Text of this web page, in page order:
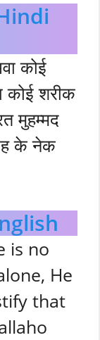
कोई
कोई शरीक
मुहम्मद
के नेक
is no
He
that